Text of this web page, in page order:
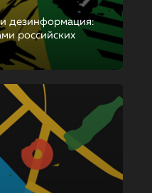
дезинформация:
российских